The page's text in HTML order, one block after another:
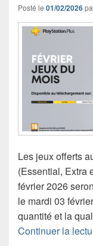
Posté le 01/02/2026
Les jeux offerts
(Essential, Extra
février 2026
le mardi 03
quantité et la
Continuer la